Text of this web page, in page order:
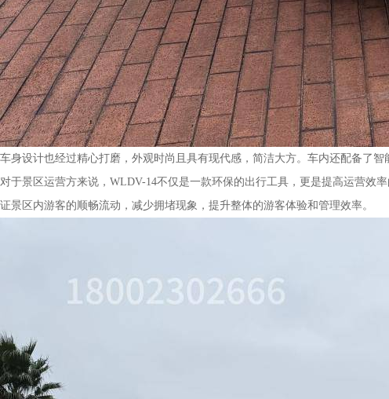
车身设计也经过精心打磨，外观时尚且具有现代感，简洁大方。车内还配备了
对于景区运营方来说，WLDV-14不仅是一款环保的出行工具，更是提高运营效
证景区内游客的顺畅流动，减少拥堵现象，提升整体的游客体验和管理效率。